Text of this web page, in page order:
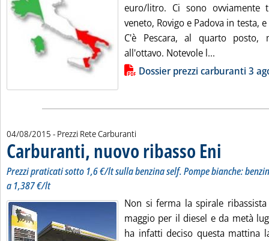
euro/litro. Ci sono ovviamente
veneto, Rovigo e Padova in testa,
C'è Pescara, al quarto posto,
all'ottavo. Notevole l...
Lista allegati PDF alla notiziaDossier prezzi carburanti 3
04/08/2015 - Prezzi Rete Carburanti
Carburanti, nuovo ribasso Eni
Prezzi praticati sotto 1,6 €/lt sulla benzina self. Pompe bianche:
a 1,387 €/lt
Non si ferma la spirale
maggio per il diesel e da metà
ha infatti deciso questa mattina